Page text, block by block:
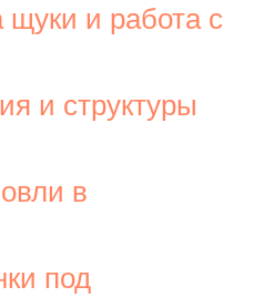
щуки и работа с
и структуры
в
под